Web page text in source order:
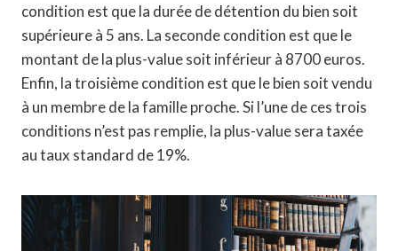
condition est que la durée de détention du bien soit
supérieure à 5 ans. La seconde condition est que le
montant de la plus-value soit inférieur à 8700 euros.
Enfin, la troisième condition est que le bien soit vendu
à un membre de la famille proche. Si l’une de ces trois
conditions n’est pas remplie, la plus-value sera taxée
au taux standard de 19%.